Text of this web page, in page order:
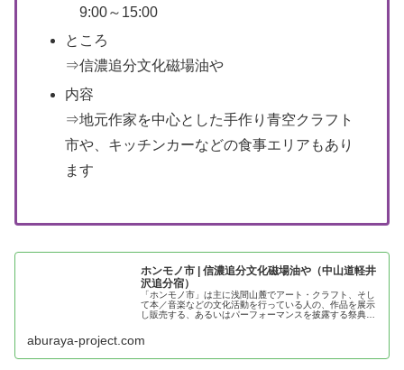
9:00～15:00
ところ
⇒信濃追分文化磁場油や
内容
⇒地元作家を中心とした手作り青空クラフト
市や、キッチンカーなどの食事エリアもあり
ます
ホンモノ市 | 信濃追分文化磁場油や（中山道軽井
沢追分宿）
「ホンモノ市」は主に浅間山麓でアート・クラフト、そし
て本／音楽などの文化活動を行っている人の、作品を展示
し販売する、あるいはパーフォーマンスを披露する祭典で
aburaya-project.com